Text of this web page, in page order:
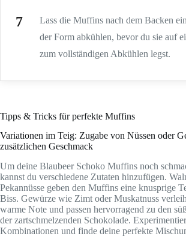
Lass die Muffins nach dem Backen
der Form abkühlen, bevor du sie auf
zum vollständigen Abkühlen legst.
Tipps & Tricks für perfekte Muffins
Variationen im Teig: Zugabe von Nüssen oder
zusätzlichen Geschmack
Um deine Blaubeer Schoko Muffins noch
kannst du verschiedene Zutaten hinzufügen.
Pekannüsse geben den Muffins eine knusprige
Biss. Gewürze wie Zimt oder Muskatnuss
warme Note und passen hervorragend zu den
der zartschmelzenden Schokolade.
Kombinationen und finde deine perfekte